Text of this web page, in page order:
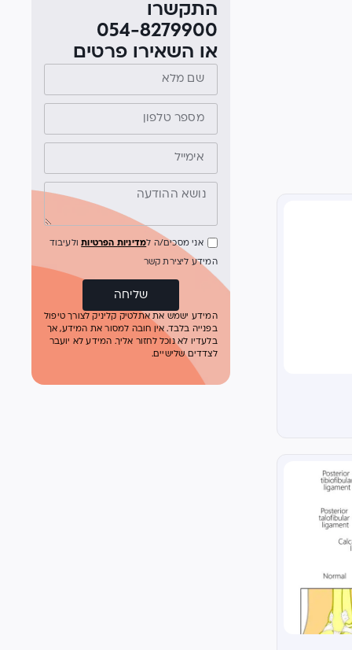
התקשרו
054-8279900
או השאירו פרטים
אני מסכים/ה למדיניות הפרטיותולעיבוד
המידע ליצירת קשר
שליחה
המידע ישמש את אתלטיק קליניק לצורך טיפול
בפנייה בלבד. אין חובה למסור את המידע, אך
בלעדיו לא נוכל לחזור אליך. המידע לא יועבר
לצדדים שלישיים.